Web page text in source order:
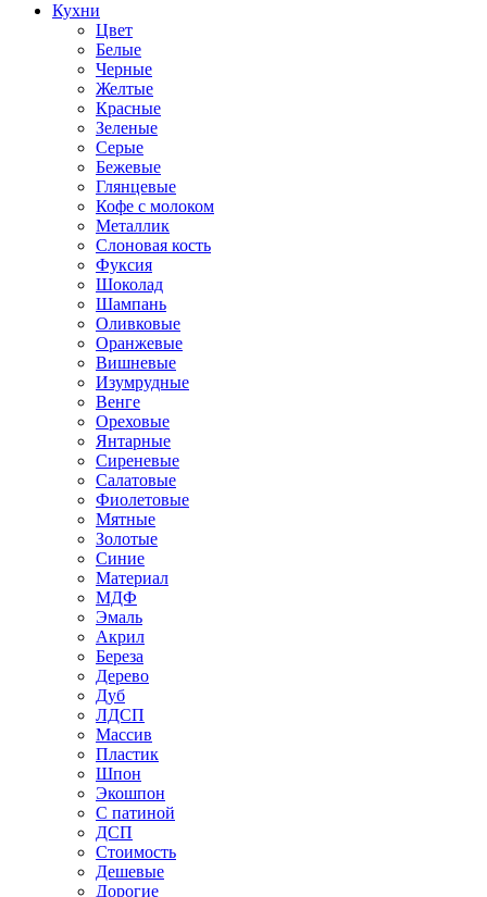
Кухни
Цвет
Белые
Черные
Желтые
Красные
Зеленые
Серые
Бежевые
Глянцевые
Кофе с молоком
Металлик
Слоновая кость
Фуксия
Шоколад
Шампань
Оливковые
Оранжевые
Вишневые
Изумрудные
Венге
Ореховые
Янтарные
Сиреневые
Салатовые
Фиолетовые
Мятные
Золотые
Синие
Материал
МДФ
Эмаль
Акрил
Береза
Дерево
Дуб
ЛДСП
Массив
Пластик
Шпон
Экошпон
С патиной
ДСП
Стоимость
Дешевые
Дорогие